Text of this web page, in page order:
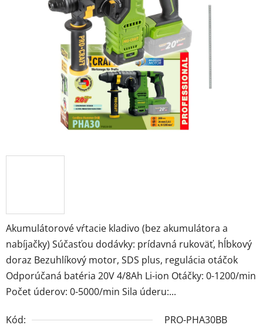
Akumulátorové vŕtacie kladivo (bez akumulátora a
nabíjačky) Súčasťou dodávky: prídavná rukoväť, hĺbkový
doraz Bezuhlíkový motor, SDS plus, regulácia otáčok
Odporúčaná batéria 20V 4/8Ah Li-ion Otáčky: 0-1200/min
Počet úderov: 0-5000/min Sila úderu:...
Kód: PRO-PHA30BB